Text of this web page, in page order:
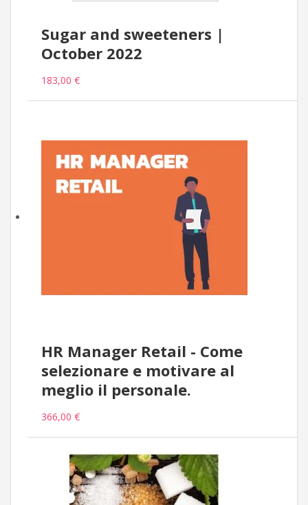
Sugar and sweeteners |
October 2022
183,00 €
HR Manager Retail - Come
selezionare e motivare al
meglio il personale.
366,00 €